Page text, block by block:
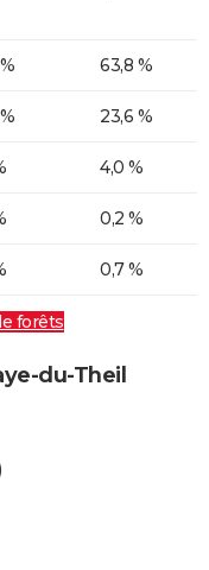
63,8 %
23,6 %
4,0 %
0,2 %
0,7 %
forêts
du-Theil